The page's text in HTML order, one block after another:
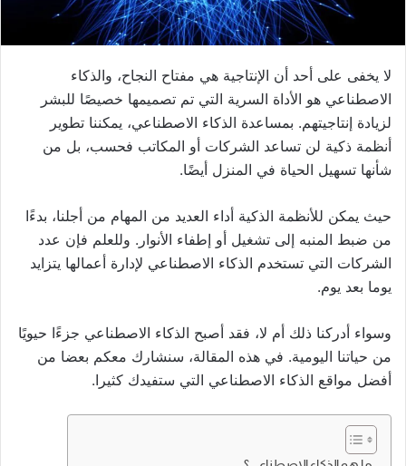
لا يخفى على أحد أن الإنتاجية هي مفتاح النجاح، والذكاء
الاصطناعي هو الأداة السرية التي تم تصميمها خصيصًا للبشر
لزيادة إنتاجيتهم. بمساعدة الذكاء الاصطناعي، يمكننا تطوير
أنظمة ذكية لن تساعد الشركات أو المكاتب فحسب، بل من
شأنها تسهيل الحياة في المنزل أيضًا.
حيث يمكن للأنظمة الذكية أداء العديد من المهام من أجلنا، بدءًا
من ضبط المنبه إلى تشغيل أو إطفاء الأنوار. وللعلم فإن عدد
الشركات التي تستخدم الذكاء الاصطناعي لإدارة أعمالها يتزايد
يوما بعد يوم.
وسواء أدركنا ذلك أم لا، فقد أصبح الذكاء الاصطناعي جزءًا حيويًا
من حياتنا اليومية. في هذه المقالة، سنشارك معكم بعضا من
أفضل مواقع الذكاء الاصطناعي التي ستفيدك كثيرا.